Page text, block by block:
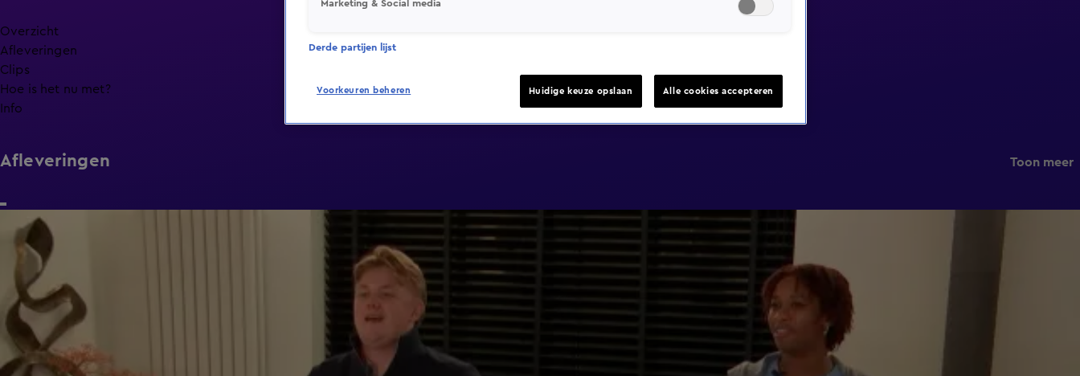
Overzicht
Afleveringen
Clips
Hoe is het nu met?
Info
Afleveringen Toon meer
Marketing & Social media
Derde partijen lijst
Voorkeuren beheren Huidige keuze opslaan Alle cookies accepteren